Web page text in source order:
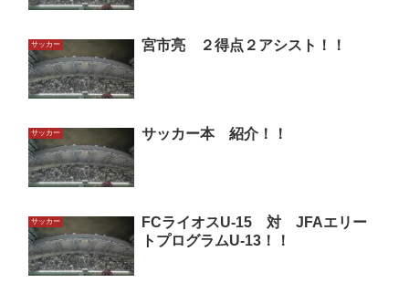
サッカー 宮市亮 ２得点２アシスト！！
サッカー サッカー本 紹介！！
サッカー
FCライオスU-15 対 JFAエリー
トプログラムU-13！！